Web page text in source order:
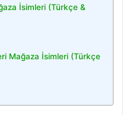
İsimleri (Türkçe &
Mağaza İsimleri (Türkçe